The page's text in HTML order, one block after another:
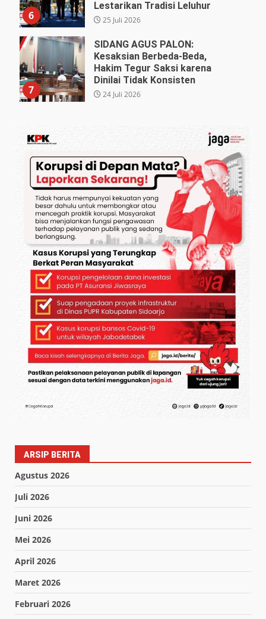
6
Lestarikan Tradisi Leluhur
25 Juli 2026
7
SIDANG AGUS PALON:
Kesaksian Berbeda-Beda,
Hakim Tegur Saksi karena
Dinilai Tidak Konsisten
24 Juli 2026
ARSIP BERITA
Agustus 2026
Juli 2026
Juni 2026
Mei 2026
April 2026
Maret 2026
Februari 2026